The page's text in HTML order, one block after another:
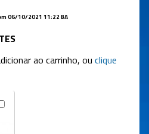
06/10/2021 11:22 BA
ao carrinho, ou clique